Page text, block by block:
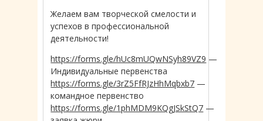
Желаем вам творческой смелости и
успехов в профессиональной
деятельности!
https://forms.gle/hUc8mUQwNSyh89VZ9 —
Индивидуальные первенства
https://forms.gle/3rZ5FfRJzHhMqbxb7 —
командное первенство
https://forms.gle/1phMDM9KQgJSkStQ7 —